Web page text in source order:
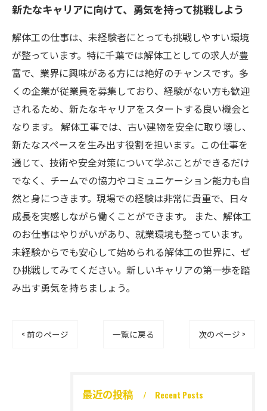
新たなキャリアに向けて、勇気を持って挑戦しよう
解体工の仕事は、未経験者にとっても挑戦しやすい環境
が整っています。特に千葉では解体工としての求人が豊
富で、業界に興味がある方には絶好のチャンスです。多
くの企業が従業員を募集しており、経験がない方も歓迎
されるため、新たなキャリアをスタートする良い機会と
なります。 解体工事では、古い建物を安全に取り壊し、
新たなスペースを生み出す役割を担います。この仕事を
通じて、技術や安全対策について学ぶことができるだけ
でなく、チームでの協力やコミュニケーション能力も自
然と身につきます。現場での経験は非常に貴重で、日々
成長を実感しながら働くことができます。 また、解体工
のお仕事はやりがいがあり、就業環境も整っています。
未経験からでも安心して始められる解体工の世界に、ぜ
ひ挑戦してみてください。新しいキャリアの第一歩を踏
み出す勇気を持ちましょう。
< 前のページ 一覧に戻る 次のページ >
最近の投稿 Recent Posts